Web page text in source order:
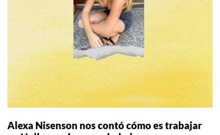
Alexa Nisenson nos contó cómo es trabajar